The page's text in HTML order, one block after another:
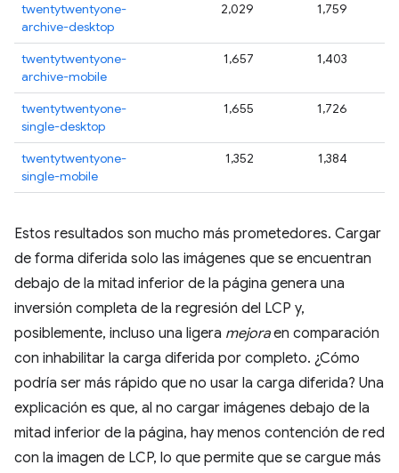
twentytwentyone-
archive-desktop
2,029 1,759
twentytwentyone-
archive-mobile
1,657 1,403
twentytwentyone-
single-desktop
1,655 1,726
twentytwentyone-
single-mobile
1,352 1,384
Estos resultados son mucho más prometedores. Cargar
de forma diferida solo las imágenes que se encuentran
debajo de la mitad inferior de la página genera una
inversión completa de la regresión del LCP y,
posiblemente, incluso una ligera mejoraen comparación
con inhabilitar la carga diferida por completo. ¿Cómo
podría ser más rápido que no usar la carga diferida? Una
explicación es que, al no cargar imágenes debajo de la
mitad inferior de la página, hay menos contención de red
con la imagen de LCP, lo que permite que se cargue más